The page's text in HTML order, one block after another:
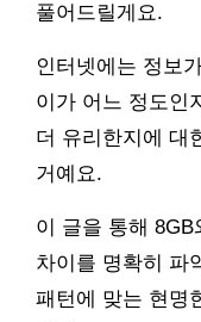
풀어드릴게요.
인터넷에는 정보
이가 어느 정도인
더 유리한지에 대
거예요.
이 글을 통해
차이를 명확히 파
패턴에 맞는 현명